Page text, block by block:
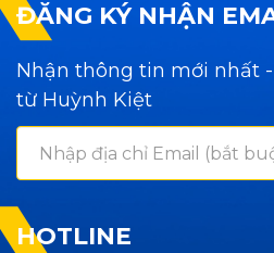
ĐĂNG KÝ NHẬN
Nhận thông tin mới nhất
từ Huỳnh Kiệt
HOTLINE